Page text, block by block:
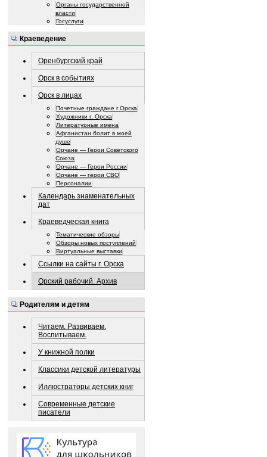
Органы государственной
власти
Госуслуги
Краеведение
Оренбургский край
Орск в событиях
Орск в лицах
Почетные граждане г.Орска
Художники г. Орска
Литературные имена
Афганистан болит в моей
душе
Орчане — Герои Советского
Союза
Орчане — Герои России
Орчане — герои СВО
Персоналии
Календарь знаменательных
дат
Краеведческая книга
Тематические обзоры
Обзоры новых поступлений
Виртуальные выставки
Ссылки на сайты г. Орска
Орский рабочий. Архив
Родителям и детям
Читаем. Развиваем.
Воспитываем.
У книжной полки
Классики детской литературы
Иллюстраторы детских книг
Современные детские
писатели